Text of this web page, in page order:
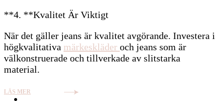
**4. **Kvalitet Är Viktigt
När det gäller jeans är kvalitet avgörande. Investera i
högkvalitativa märkeskläder och jeans som är
välkonstruerade och tillverkade av slitstarka
material.
LÄS MER